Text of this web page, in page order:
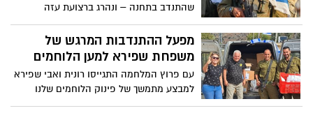
שהתנדב בתחנה – ונהרג ברצועת עזה
מפעל ההתנדבות המרגש של
משפחת שפירא למען הלוחמים
עם פרוץ המלחמה התגייסו רונית ואבי שפירא
למבצע מתמשך של פינוק הלוחמים שלנו